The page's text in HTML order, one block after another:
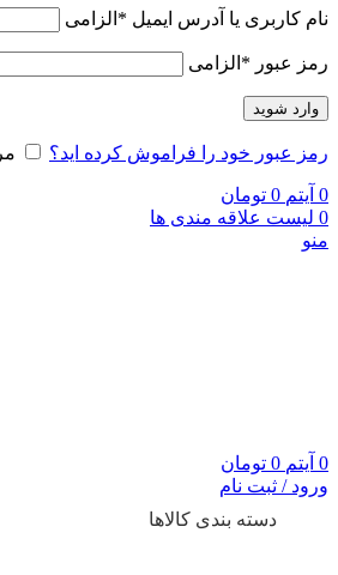
نام کاربری یا آدرس ایمیل * الزامی
رمز عبور * الزامی
وارد شوید
رمز عبور خود را فراموش کرده اید؟
0 آیتم 0 تومان
0 لیست علاقه مندی ها
منو
0 آیتم 0 تومان
ورود / ثبت نام
دسته بندی کالاها